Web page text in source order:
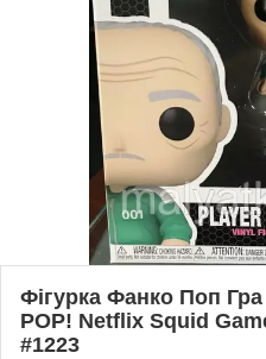
Фігурка Фанко Поп
POP! Netflix Squid
#1223